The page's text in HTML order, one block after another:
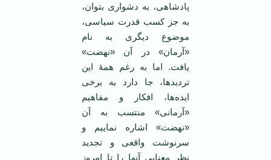
پادشاهی، به دشواری بتوان،
به جز کسب قدرت سیاسی،
موضوع دیگری به نام
«آرمان» در آن «نهضت»
یافت. اما به رغم همۀ این
تردیدها، جا دارد به برخی
ایده‌ها، افکار و مفاهیم
«آرمانی» منتسب به آن
«نهضت» اشاره نماییم و
سرنوشت واقعی و تجدید
نظر معنایی آنها را تا امروز